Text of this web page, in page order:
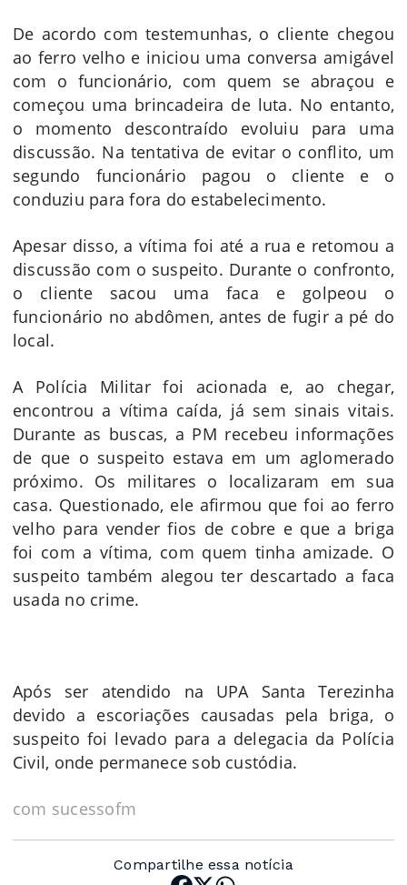
De acordo com testemunhas, o cliente chegou
ao ferro velho e iniciou uma conversa amigável
com o funcionário, com quem se abraçou e
começou uma brincadeira de luta. No entanto,
o momento descontraído evoluiu para uma
discussão. Na tentativa de evitar o conflito, um
segundo funcionário pagou o cliente e o
conduziu para fora do estabelecimento.
Apesar disso, a vítima foi até a rua e retomou a
discussão com o suspeito. Durante o confronto,
o cliente sacou uma faca e golpeou o
funcionário no abdômen, antes de fugir a pé do
local.
A Polícia Militar foi acionada e, ao chegar,
encontrou a vítima caída, já sem sinais vitais.
Durante as buscas, a PM recebeu informações
de que o suspeito estava em um aglomerado
próximo. Os militares o localizaram em sua
casa. Questionado, ele afirmou que foi ao ferro
velho para vender fios de cobre e que a briga
foi com a vítima, com quem tinha amizade. O
suspeito também alegou ter descartado a faca
usada no crime.
Após ser atendido na UPA Santa Terezinha
devido a escoriações causadas pela briga, o
suspeito foi levado para a delegacia da Polícia
Civil, onde permanece sob custódia.
com sucessofm
Compartilhe essa notícia